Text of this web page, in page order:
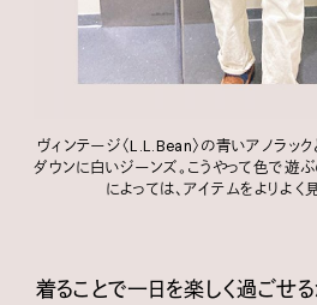
ヴィンテージ〈L.L.Bean〉の青いアノラッ
ダウンに白いジーンズ。こうやって色で遊
によっては、アイテムをよりよく
着ることで一日を楽しく過ごせ